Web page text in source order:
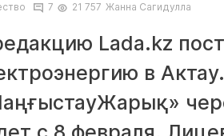
7 21 757 Жанна Сагидулла
Lada.kz
в